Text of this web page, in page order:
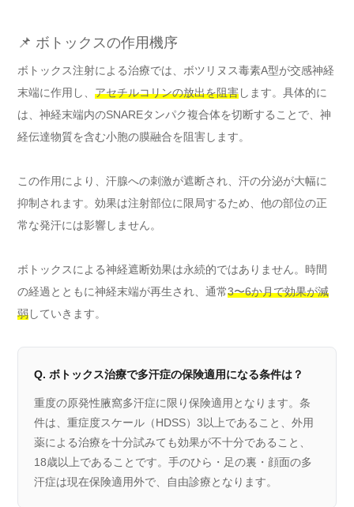
📌 ボトックスの作用機序
ボトックス注射による治療では、ボツリヌス毒素A型が交感神経
末端に作用し、 アセチルコリンの放出を阻害します。具体的に
は、神経末端内のSNAREタンパク複合体を切断することで、神
経伝達物質を含む小胞の膜融合を阻害します。
この作用により、汗腺への刺激が遮断され、汗の分泌が大幅に
抑制されます。効果は注射部位に限局するため、他の部位の正
常な発汗には影響しません。
ボトックスによる神経遮断効果は永続的ではありません。時間
の経過とともに神経末端が再生され、通常3〜6か月で効果が減
弱していきます。
Q. ボトックス治療で多汗症の保険適用になる条件は？
重度の原発性腋窩多汗症に限り保険適用となります。条
件は、重症度スケール（HDSS）3以上であること、外用
薬による治療を十分試みても効果が不十分であること、
18歳以上であることです。手のひら・足の裏・顔面の多
汗症は現在保険適用外で、自由診療となります。